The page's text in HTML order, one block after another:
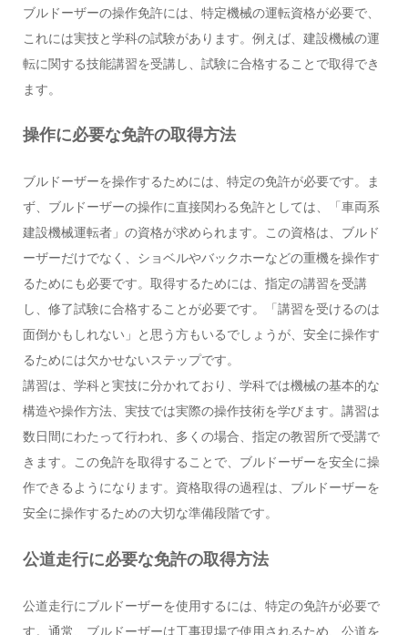
ブルドーザーの操作免許には、特定機械の運転資格が必要で、
これには実技と学科の試験があります。例えば、建設機械の運
転に関する技能講習を受講し、試験に合格することで取得でき
ます。
操作に必要な免許の取得方法
ブルドーザーを操作するためには、特定の免許が必要です。ま
ず、ブルドーザーの操作に直接関わる免許としては、「車両系
建設機械運転者」の資格が求められます。この資格は、ブルド
ーザーだけでなく、ショベルやバックホーなどの重機を操作す
るためにも必要です。取得するためには、指定の講習を受講
し、修了試験に合格することが必要です。「講習を受けるのは
面倒かもしれない」と思う方もいるでしょうが、安全に操作す
るためには欠かせないステップです。
講習は、学科と実技に分かれており、学科では機械の基本的な
構造や操作方法、実技では実際の操作技術を学びます。講習は
数日間にわたって行われ、多くの場合、指定の教習所で受講で
きます。この免許を取得することで、ブルドーザーを安全に操
作できるようになります。資格取得の過程は、ブルドーザーを
安全に操作するための大切な準備段階です。
公道走行に必要な免許の取得方法
公道走行にブルドーザーを使用するには、特定の免許が必要で
す。通常、ブルドーザーは工事現場で使用されるため、公道を